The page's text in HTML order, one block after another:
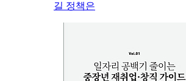
길 정책은